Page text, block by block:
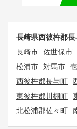
長崎県西彼杵郡
長崎市 佐世保市
松浦市 対馬市
西彼杵郡長与町
東彼杵郡川棚町
北松浦郡佐々町